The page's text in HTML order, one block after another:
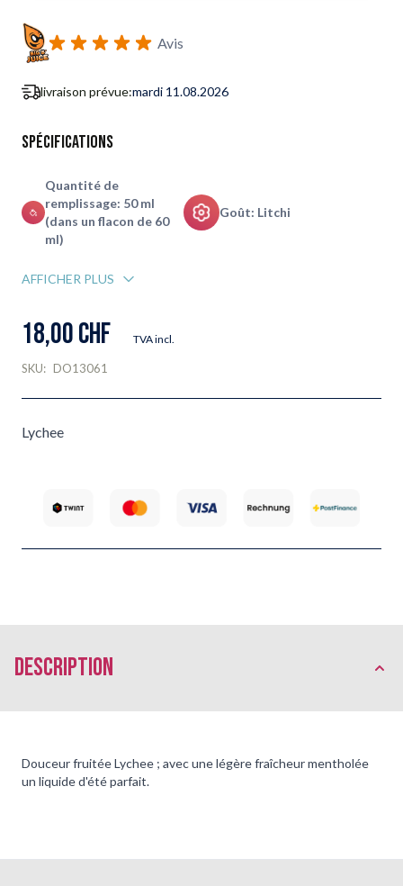
Avis
livraison prévue:mardi 11.08.2026
Spécifications
Quantité de
remplissage: 50 ml
(dans un flacon de 60
ml)
Goût: Litchi
AFFICHER PLUS
18,00 CHF TVA incl.
SKU: DO13061
Lychee
Description
Douceur fruitée Lychee ; avec une légère fraîcheur mentholée
un liquide d'été parfait.